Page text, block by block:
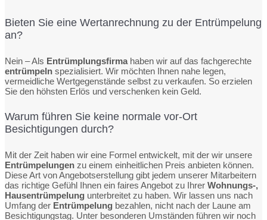
Bieten Sie eine Wertanrechnung zu der Entrümpelung
an?
Nein – Als Entrümplungsfirmahaben wir auf das fachgerechte
entrümpeln spezialisiert. Wir möchten Ihnen nahe legen,
vermeidliche Wertgegenstände selbst zu verkaufen. So erzielen
Sie den höhsten Erlös und verschenken kein Geld.
Warum führen Sie keine normale vor-Ort
Besichtigungen durch?
Mit der Zeit haben wir eine Formel entwickelt, mit der wir unsere
Entrümpelungen zu einem einheitlichen Preis anbieten können.
Diese Art von Angebotserstellung gibt jedem unserer Mitarbeitern
das richtige Gefühl Ihnen ein faires Angebot zu Ihrer Wohnungs-,
Hausentrümpelung unterbreitet zu haben. Wir lassen uns nach
Umfang der Entrümpelung bezahlen, nicht nach der Laune am
Besichtigungstag. Unter besonderen Umständen führen wir noch